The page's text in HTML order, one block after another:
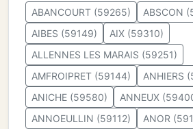
ABANCOURT (59265)
ABSCON
AIBES (59149)
AIX (59310)
ALLENNES LES MARAIS (59251)
AMFROIPRET (59144)
ANHIERS
ANICHE (59580)
ANNEUX
ANNOEULLIN (59112)
ANOR